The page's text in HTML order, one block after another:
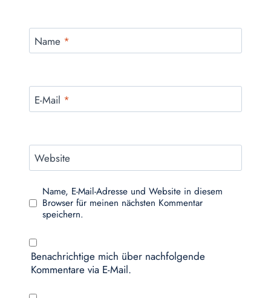
Name *
E-Mail *
Website
Name, E-Mail-Adresse und Website in diesem
Browser für meinen nächsten Kommentar
speichern.
Benachrichtige mich über nachfolgende
Kommentare via E-Mail.